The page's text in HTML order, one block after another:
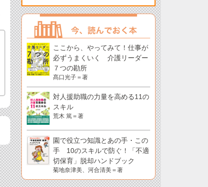
ここから、やってみて！仕事が
必ずうまくいく 介護リーダー
７つの勘所
髙口光子＝著
対人援助職の力量を高める11の
スキル
荒木 篤＝著
園で役立つ知識とあの手・この
手 10のスキルで防ぐ！「不適
切保育」脱却ハンドブック
菊地奈津美、河合清美＝著